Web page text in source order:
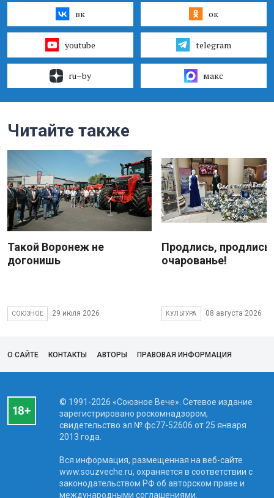
вк ок
youtube telegram
ru–by макс
Читайте также
Такой Воронеж не
догонишь
СОЮЗНОЕ 29 июля 2026
Продлись, продлись
очарованье!
КУЛЬТУРА 08 августа 2026
О САЙТЕ КОНТАКТЫ АВТОРЫ ПРАВОВАЯ ИНФОРМАЦИЯ
© 1991-2026 «Союзное Вече». Сетевое издание
зарегистрировано роскомнадзором,
свидетельство эл № фc77-52606 от 25 января
2013 года.
Вся информация, размещенная на веб-сайте
www.souzveche.ru, охраняется в соответствии с
законодательством РФ об авторском праве и
международными соглашениями.